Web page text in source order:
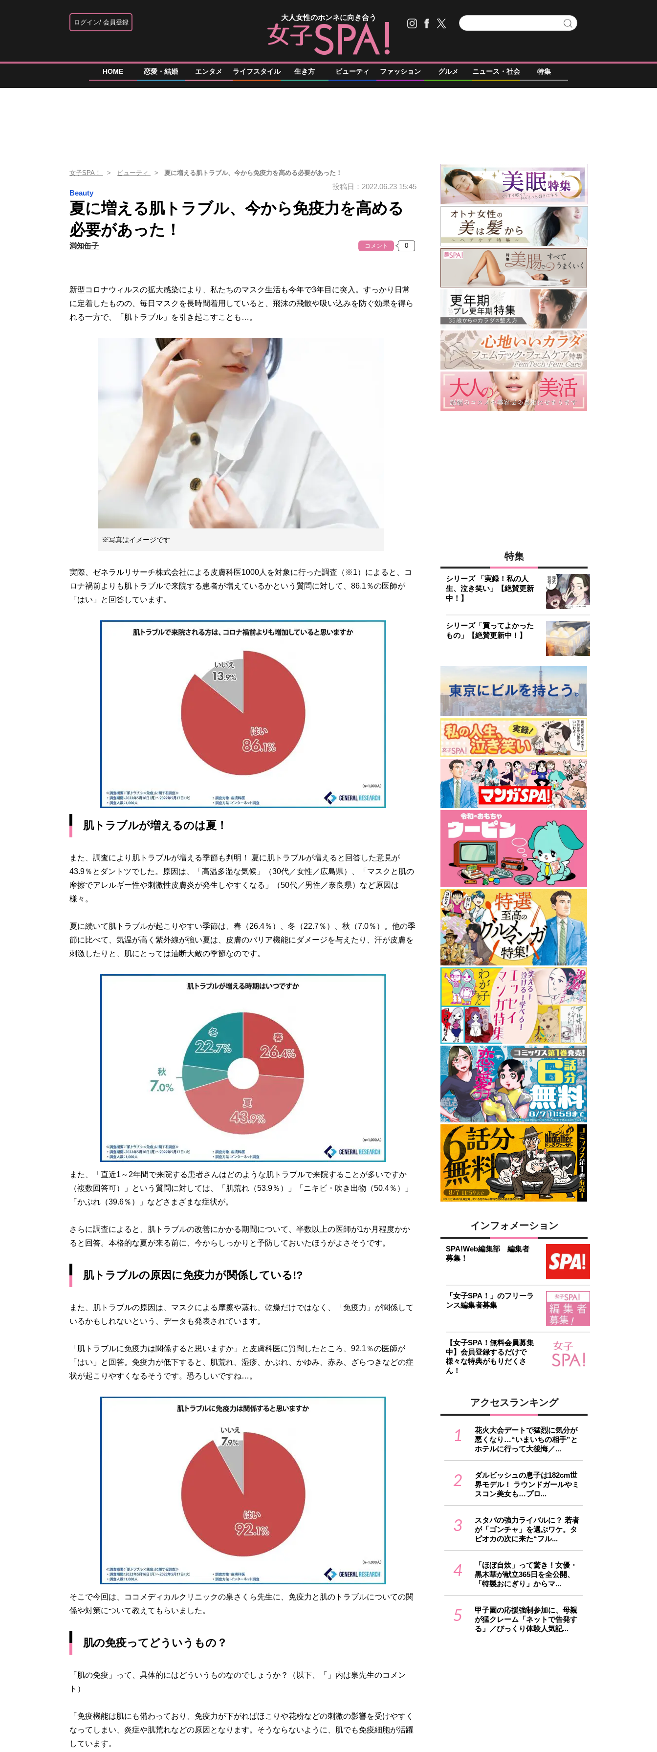
ログイン 会員登録
大人女性のホンネに向き合う
HOME 恋愛・結婚 エンタメ ライフスタイル 生き方 ビューティ ファッション グルメ ニュース・社会 特集
女子SPA！ ビューティ 夏に増える肌トラブル、今から免疫力を高める必要があった！
Beauty
投稿日：2022.06.23 15:45
夏に増える肌トラブル、今から免疫力を高める
必要があった！
満知缶子 コメント
新型コロナウィルスの拡大感染により、私たちのマスク生活も今年で3年目に突入。すっかり日常
に定着したものの、毎日マスクを長時間着用していると、飛沫の飛散や吸い込みを防ぐ効果を得ら
れる一方で、「肌トラブル」を引き起こすことも…。
※写真はイメージです
実際、ゼネラルリサーチ株式会社による皮膚科医1000人を対象に行った調査（※1）によると、コ
ロナ禍前よりも肌トラブルで来院する患者が増えているかという質問に対して、86.1％の医師が
「はい」と回答しています。
肌トラブルが増えるのは夏！
また、調査により肌トラブルが増える季節も判明！ 夏に肌トラブルが増えると回答した意見が
43.9％とダントツでした。原因は、「高温多湿な気候」（30代／女性／広島県）、「マスクと肌の
摩擦でアレルギー性や刺激性皮膚炎が発生しやすくなる」（50代／男性／奈良県）など原因は
様々。
夏に続いて肌トラブルが起こりやすい季節は、春（26.4％）、冬（22.7％）、秋（7.0％）。他の季
節に比べて、気温が高く紫外線が強い夏は、皮膚のバリア機能にダメージを与えたり、汗が皮膚を
刺激したりと、肌にとっては油断大敵の季節なのです。
また、「直近1～2年間で来院する患者さんはどのような肌トラブルで来院することが多いですか
（複数回答可）」という質問に対しては、「肌荒れ（53.9％）」「ニキビ・吹き出物（50.4％）」
「かぶれ（39.6％）」などさまざまな症状が。
さらに調査によると、肌トラブルの改善にかかる期間について、半数以上の医師が1か月程度かか
ると回答。本格的な夏が来る前に、今からしっかりと予防しておいたほうがよさそうです。
肌トラブルの原因に免疫力が関係している!?
また、肌トラブルの原因は、マスクによる摩擦や蒸れ、乾燥だけではなく、「免疫力」が関係して
いるかもしれないという、データも発表されています。
「肌トラブルに免疫力は関係すると思いますか」と皮膚科医に質問したところ、92.1％の医師が
「はい」と回答。免疫力が低下すると、肌荒れ、湿疹、かぶれ、かゆみ、赤み、ざらつきなどの症
状が起こりやすくなるそうです。恐ろしいですね…。
そこで今回は、ココメディカルクリニックの泉さくら先生に、免疫力と肌のトラブルについての関
係や対策について教えてもらいました。
肌の免疫ってどういうもの？
「肌の免疫」って、具体的にはどういうものなのでしょうか？（以下、「」内は泉先生のコメン
ト）
「免疫機能は肌にも備わっており、免疫力が下がればほこりや花粉などの刺激の影響を受けやすく
なってしまい、炎症や肌荒れなどの原因となります。そうならないように、肌でも免疫細胞が活躍
しています。
特集
シリーズ 「実録！私の人
生、泣き笑い」【絶賛更新
中！】
シリーズ「買ってよかった
もの」【絶賛更新中！】
インフォメーション
SPA!Web編集部 編集者
募集！
「女子SPA！」のフリーラ
ンス編集者募集
【女子SPA！無料会員募集
中】会員登録するだけで
様々な特典がもりだくさ
ん！
アクセスランキング
1
花火大会デートで猛烈に気分が
悪くなり…“いまいちの相手”と
ホテルに行って大後悔／...
2
ダルビッシュの息子は182cm世
界モデル！ ラウンドガールやミ
スコン美女も…プロ...
3
スタバの強力ライバルに？ 若者
が「ゴンチャ」を選ぶワケ。タ
ピオカの次に来た“フル...
4
「ほぼ自炊」って驚き！女優・
黒木華が献立365日を全公開、
「特製おにぎり」からマ...
5
甲子園の応援強制参加に、母親
が猛クレーム「ネットで告発す
る」／びっくり体験人気記...